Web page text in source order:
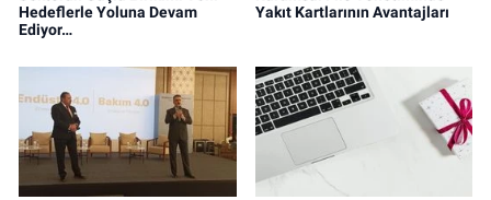
Hedeflerle Yoluna Devam
Ediyor…
Yakıt Kartlarının Avantajları